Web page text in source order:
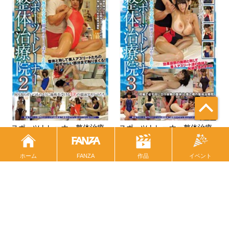
スポーツトレーナー整体治療
院2
スポーツトレーナー整体治療
ホーム FANZA 作品 イベント